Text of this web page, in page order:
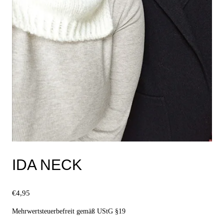
IDA NECK
€4,95
Mehrwertsteuerbefreit gemäß UStG §19